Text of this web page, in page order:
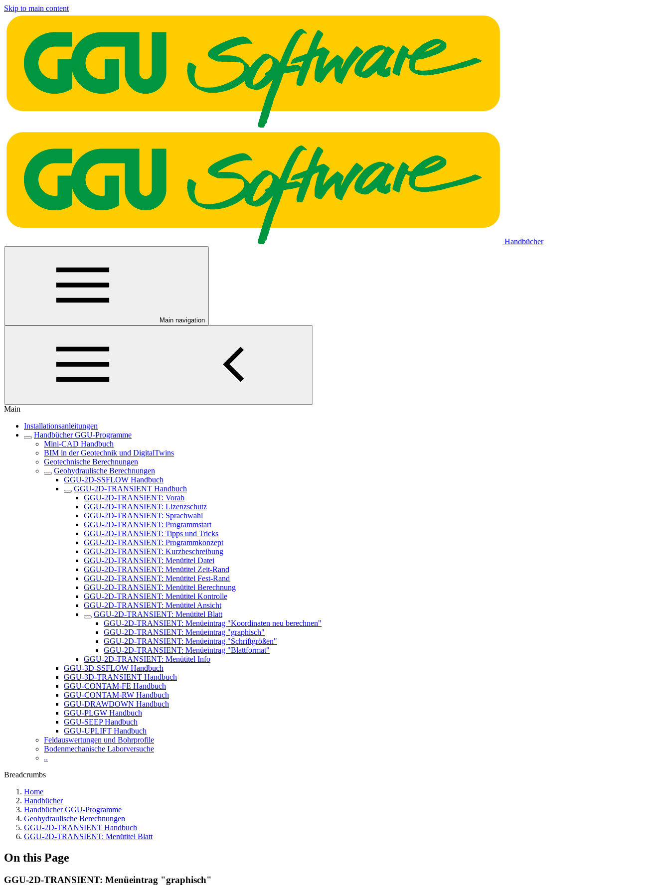
Skip to main content
Handbücher
Main navigation
Main
Installationsanleitungen
Handbücher GGU-Programme
Mini-CAD Handbuch
BIM in der Geotechnik und DigitalTwins
Geotechnische Berechnungen
Geohydraulische Berechnungen
GGU-2D-SSFLOW Handbuch
GGU-2D-TRANSIENT Handbuch
GGU-2D-TRANSIENT: Vorab
GGU-2D-TRANSIENT: Lizenzschutz
GGU-2D-TRANSIENT: Sprachwahl
GGU-2D-TRANSIENT: Programmstart
GGU-2D-TRANSIENT: Tipps und Tricks
GGU-2D-TRANSIENT: Programmkonzept
GGU-2D-TRANSIENT: Kurzbeschreibung
GGU-2D-TRANSIENT: Menütitel Datei
GGU-2D-TRANSIENT: Menütitel Zeit-Rand
GGU-2D-TRANSIENT: Menütitel Fest-Rand
GGU-2D-TRANSIENT: Menütitel Berechnung
GGU-2D-TRANSIENT: Menütitel Kontrolle
GGU-2D-TRANSIENT: Menütitel Ansicht
GGU-2D-TRANSIENT: Menütitel Blatt
GGU-2D-TRANSIENT: Menüeintrag "Koordinaten neu berechnen"
GGU-2D-TRANSIENT: Menüeintrag "graphisch"
GGU-2D-TRANSIENT: Menüeintrag "Schriftgrößen"
GGU-2D-TRANSIENT: Menüeintrag "Blattformat"
GGU-2D-TRANSIENT: Menütitel Info
GGU-3D-SSFLOW Handbuch
GGU-3D-TRANSIENT Handbuch
GGU-CONTAM-FE Handbuch
GGU-CONTAM-RW Handbuch
GGU-DRAWDOWN Handbuch
GGU-PLGW Handbuch
GGU-SEEP Handbuch
GGU-UPLIFT Handbuch
Feldauswertungen und Bohrprofile
Bodenmechanische Laborversuche
..
Breadcrumbs
Home
Handbücher
Handbücher GGU-Programme
Geohydraulische Berechnungen
GGU-2D-TRANSIENT Handbuch
GGU-2D-TRANSIENT: Menütitel Blatt
On this Page
GGU-2D-TRANSIENT: Menüeintrag "graphisch"